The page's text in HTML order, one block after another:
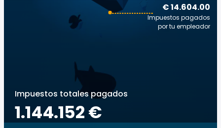
€ 14.604.00
Impuestos pagados
por tu empleador
Impuestos totales pagados
1.144.152 €